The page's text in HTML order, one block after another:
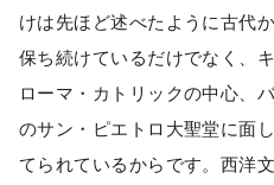
けは先ほど述べたように古代
保ち続けているだけでなく、
ローマ・カトリックの中心、
のサン・ピエトロ大聖堂に面
てられているからです。西洋